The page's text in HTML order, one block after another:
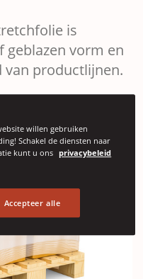
is
geblazen vorm en
van productlijnen.
willen gebruiken
Schakel de diensten naar
kunt u ons privacybeleid
Accepteer alle